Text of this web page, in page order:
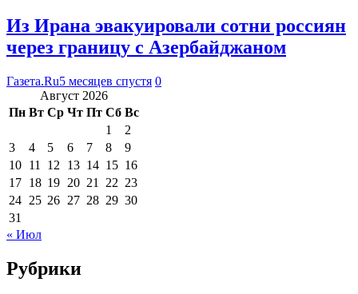
Из Ирана эвакуировали сотни россиян
через границу с Азербайджаном
Газета.Ru5 месяцев спустя 0
Август 2026
Пн Вт Ср Чт Пт Сб Вс
1
2
3
4 5 6 7 8
9
10 11 12 13 14 15 16
17 18 19 20 21 22 23
24 25 26 27 28 29 30
31
« Июл
Рубрики